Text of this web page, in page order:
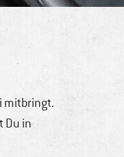
mitbringt.
Du in